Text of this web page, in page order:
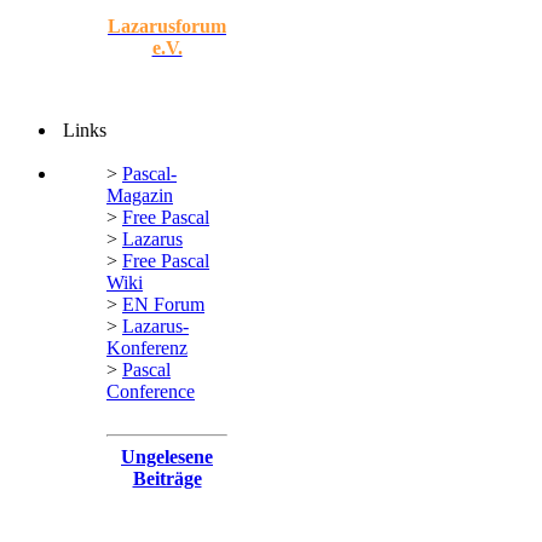
Lazarusforum
e.V.
Links
> Pascal-
Magazin
> Free Pascal
> Lazarus
> Free Pascal
Wiki
> EN Forum
> Lazarus-
Konferenz
> Pascal
Conference
Ungelesene
Beiträge